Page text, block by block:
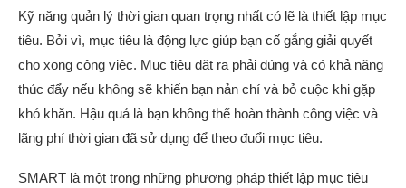
Kỹ năng quản lý thời gian quan trọng nhất có lẽ là thiết lập mục
tiêu. Bởi vì, mục tiêu là động lực giúp bạn cố gắng giải quyết
cho xong công việc. Mục tiêu đặt ra phải đúng và có khả năng
thúc đẩy nếu không sẽ khiến bạn nản chí và bỏ cuộc khi gặp
khó khăn. Hậu quả là bạn không thể hoàn thành công việc và
lãng phí thời gian đã sử dụng để theo đuổi mục tiêu.
SMART là một trong những phương pháp thiết lập mục tiêu